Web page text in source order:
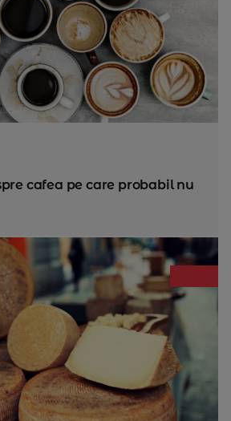
cafea pe care probabil nu